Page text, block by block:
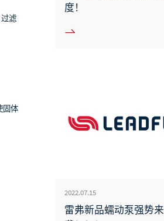
滤
固体
度！
2022.07.15
雷弗新品蠕动泵强势来